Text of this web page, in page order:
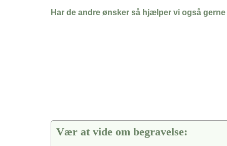
Har de andre ønsker så hjælper vi også gerne
Vær at vide om begravelse: